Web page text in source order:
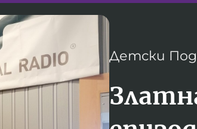
Детски